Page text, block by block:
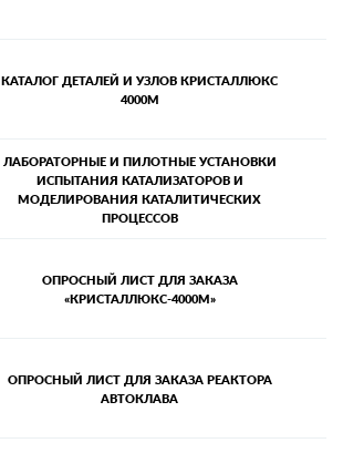
КАТАЛОГ ДЕТАЛЕЙ И УЗЛОВ КРИСТАЛЛЮКС
4000М
ЛАБОРАТОРНЫЕ И ПИЛОТНЫЕ УСТАНОВКИ
ИСПЫТАНИЯ КАТАЛИЗАТОРОВ И
МОДЕЛИРОВАНИЯ КАТАЛИТИЧЕСКИХ
ПРОЦЕССОВ
ОПРОСНЫЙ ЛИСТ ДЛЯ ЗАКАЗА
«КРИСТАЛЛЮКС-4000М»
ОПРОСНЫЙ ЛИСТ ДЛЯ ЗАКАЗА РЕАКТОРА
АВТОКЛАВА